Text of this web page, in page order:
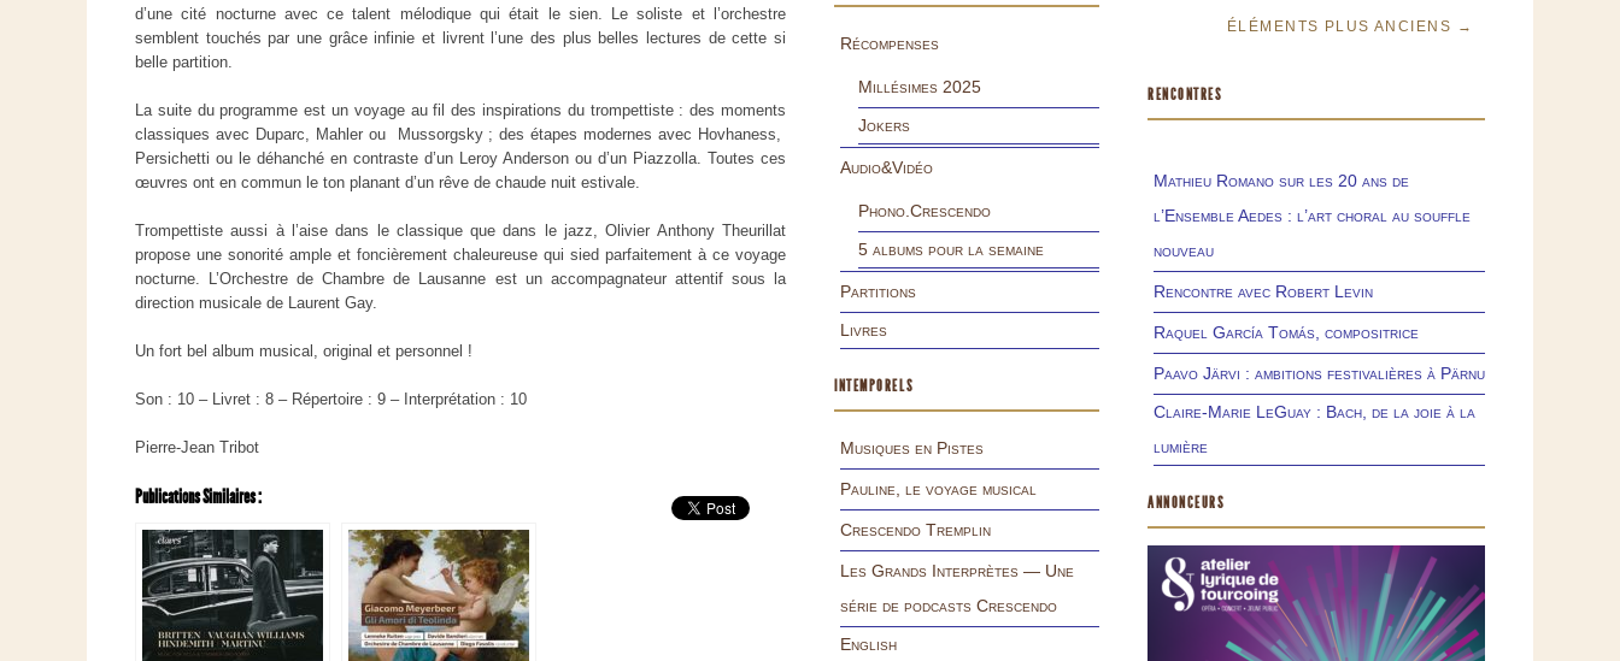
d’une cité nocturne avec ce talent mélodique qui était le sien. Le soliste et l’orchestre
semblent touchés par une grâce infinie et livrent l’une des plus belles lectures de cette si
belle partition.
La suite du programme est un voyage au fil des inspirations du trompettiste : des moments
classiques avec Duparc, Mahler ou
Mussorgsky ; des étapes modernes avec Hovhaness,
Persichetti ou le déhanché en contraste d’un Leroy Anderson ou d’un Piazzolla. Toutes ces
œuvres ont en commun le ton planant d’un rêve de chaude nuit estivale.
Trompettiste aussi à l’aise dans le classique que dans le jazz, Olivier Anthony Theurillat
propose une sonorité ample et foncièrement chaleureuse qui sied parfaitement à ce voyage
nocturne. L’Orchestre de Chambre de Lausanne est un accompagnateur attentif sous la
direction musicale de Laurent Gay.
Un fort bel album musical, original et personnel !
Son : 10 – Livret : 8 – Répertoire : 9 – Interprétation : 10
Pierre-Jean Tribot
Publications Similaires :
Récompenses
Millésimes 2025
Jokers
Audio&Vidéo
Phono.Crescendo
5 albums pour la semaine
Partitions
Livres
INTEMPORELS
Musiques en Pistes
Pauline, le voyage musical
Crescendo Tremplin
Les Grands Interprètes — Une
série de podcasts Crescendo
English
ÉLÉMENTS PLUS ANCIENS →
RENCONTRES
Mathieu Romano sur les 20 ans de
l’Ensemble Aedes : l’art choral au souffle
nouveau
Rencontre avec Robert Levin
Raquel García Tomás, compositrice
Paavo Järvi : ambitions festivalières à Pärnu
Claire-Marie LeGuay : Bach, de la joie à la
lumière
ANNONCEURS